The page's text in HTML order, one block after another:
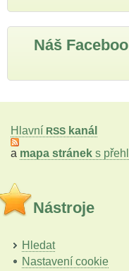
Náš
Hlavní RSS kanál
a mapa stránek s
Nástroje
Hledat
Nastavení cookie